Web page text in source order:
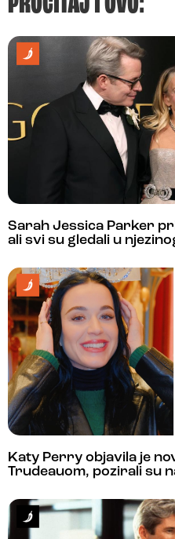
Sarah Jessica Parker
ali svi su gledali u
Katy Perry objavila je
Trudeauom, pozirali su